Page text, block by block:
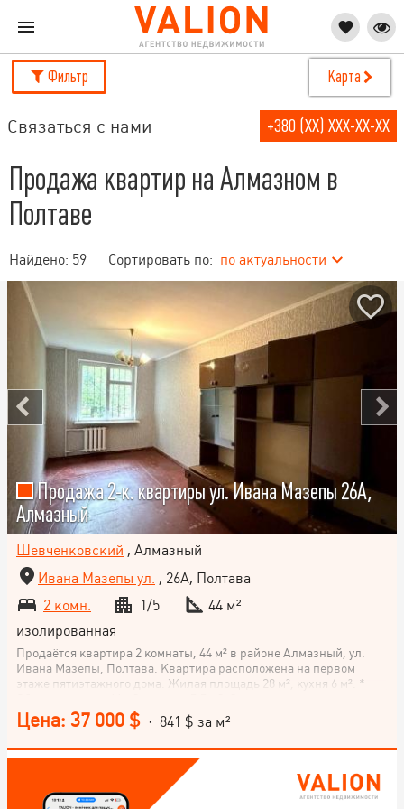
Фильтр Карта
Связаться с нами +380 (XX) XXX-XX-XX
Продажа квартир на Алмазном в
Полтаве
Найдено: 59 Сортировать по: по актуальности
Продажа 2-к. квартиры ул. Ивана Мазепы 26А,
Алмазный
Шевченковский , Алмазный
Ивана Мазепы ул. , 26А, Полтава
2 комн.
1/5
44 м²
изолированная
Продаётся квартира 2 комнаты, 44 м² в районе Алмазный, ул.
Ивана Мазепы, Полтава. Квартира расположена на первом
этаже пятиэтажного дома. Жилая площадь 28 м², кухня 6 м². *
комнаты. * 1/5 этаж панельного дома, не угловая, двухсторонняя.
* Квартира в жилом состоянии, сантехника поменяна. * Хорошая
локация, рядом вся инфраструктура, до остановки 100 м, через
дорогу большая парковая зона. * Документы проверены и готовы
к продаже. Приглашаем к просмотру и покупке!
Цена: 37 000 $ · 841 $ за м²